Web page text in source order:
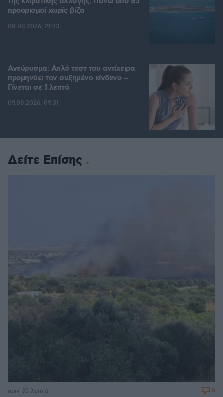
προορισμοί χωρίς βίζα
08.08.2026, 21:23
Ανεύρυσμα: Απλό τεστ του αντίχειρα
προμηνύει τον αυξημένο κίνδυνο –
Γίνεται σε 1 λεπτό
09.08.2026, 09:31
Δείτε Επίσης
πριν 35 λεπτά 5